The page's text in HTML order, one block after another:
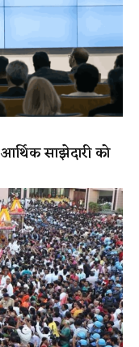
साझेदारी को